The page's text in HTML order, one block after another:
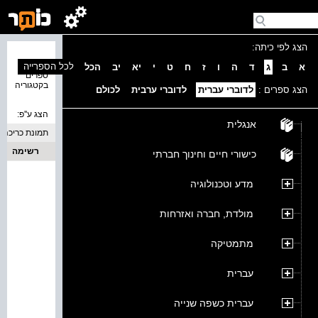
הצג לפי כיתה:
א
ב ג ד ה ו ז ח ט י יא יב הכל
הצג ספרים : לדוברי עברית לדוברי ערבית לכולם
אנגלית
כישורי חיים וחינוך חברתי
מדע וטכנולוגיה
מולדת, חברה ואזרחות
מתמטיקה
עברית
עברית כשפה שנייה
ספרים
בקטגוריה
לכל הספרייה
הצג ע''פ:
תמונת כריכה
רשימה